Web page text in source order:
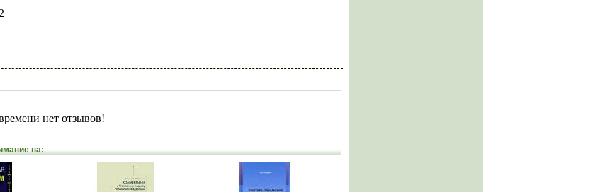
нет отзывов!
на: